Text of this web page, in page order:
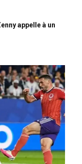
appelle à un